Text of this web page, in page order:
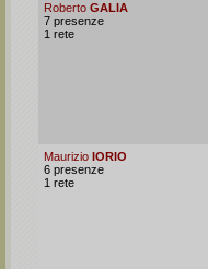
Roberto GALIA
7 presenze
1 rete
Maurizio IORIO
6 presenze
1 rete